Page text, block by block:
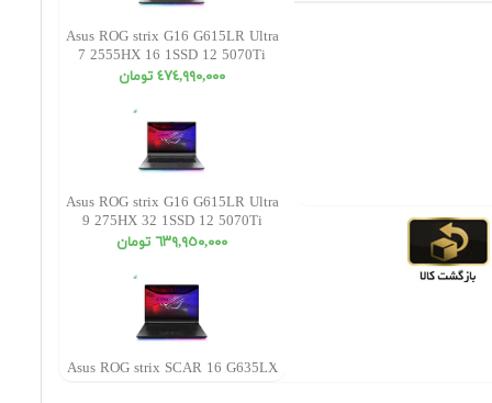
Asus ROG strix G16 G615LR Ultra
7 2555HX 16 1SSD 12 5070Ti
WUXGA
٤٧٤,٩٩٠,٠٠٠ تومان
Asus ROG strix G16 G615LR Ultra
9 275HX 32 1SSD 12 5070Ti
WUXGA
٦٣٩,٩٥٠,٠٠٠ تومان
Asus ROG strix SCAR 16 G635LX